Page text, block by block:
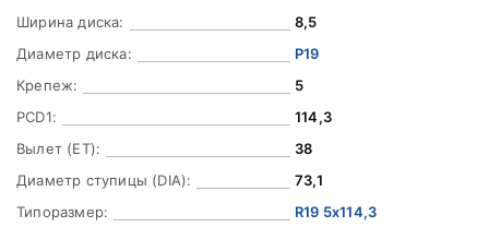
Ширина диска:
8,5
Диаметр диска:
Р19
Крепеж:
5
PCD1:
114,3
Вылет (ET):
38
Диаметр ступицы (DIA):
73,1
Типоразмер:
R19 5x114,3